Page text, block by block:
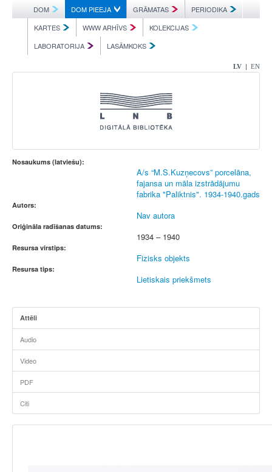
DOM DOM PIEEJA GRĀMATAS
PERIODIKA
KARTES
WWW ARHĪVS
KOLEKCIJAS
LABORATORIJA
LASĀMKOKS
LV | EN
Nosaukums (latviešu):
A/s “M.S.Kuzņecovs” porcelāna,
fajansa un māla izstrādājumu
fabrika "Paliktnis". 1934-1940.gads
Autors:
Nav autora
Oriģināla radīšanas datums:
1934 – 1940
Resursa virstips:
Fizisks objekts
Resursa tips:
Lietiskais priekšmets
Attēli
Audio
Video
PDF
Citi